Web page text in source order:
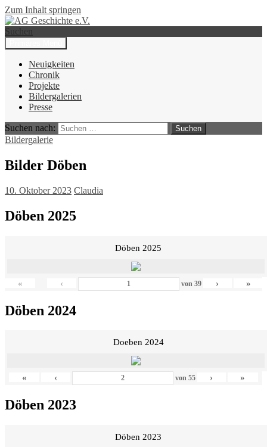
Zum Inhalt springen
AG Geschichte e.V.
Suchen
Neuigkeiten
Chronik
Projekte
Bildergalerien
Presse
Suchen nach:
Bildergalerie
Bilder Döben
10. Oktober 2023 Claudia
Döben 2025
Döben 2025
« ‹ von 39 › »
Döben 2024
Doeben 2024
« ‹ von 55 › »
Döben 2023
Döben 2023